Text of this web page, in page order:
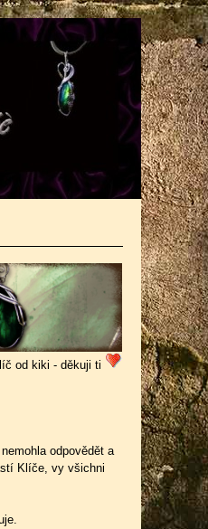
od kiki - děkuji ti
odpovědět a
Klíče, vy všichni